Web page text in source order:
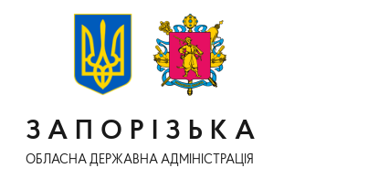
ЗАПОРІЗЬКА
ОБЛАСНА ДЕРЖАВНА АДМІНІСТРАЦІЯ